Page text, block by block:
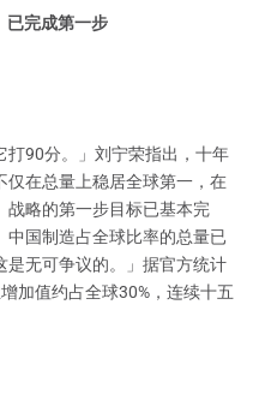
完成第一步
打90分。」刘宁荣指出，十年
仅在总量上稳居全球第一，在
战略的第一步目标已基本完
中国制造占全球比率的总量已
是无可争议的。」据官方统计
加值约占全球30%，连续十五